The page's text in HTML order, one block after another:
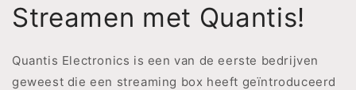
Streamen met Quantis!
Quantis Electronics is een van de eerste bedrijven
geweest die een streaming box heeft geïntroduceerd